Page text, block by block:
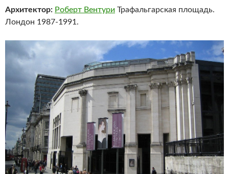
Архитектор: Роберт Вентури Трафальгарская площадь.
Лондон 1987-1991.